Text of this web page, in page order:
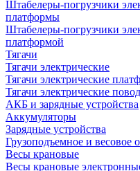
Штабелеры-погрузчики
платформы
Штабелеры-погрузчики
платформой
Тягачи
Тягачи электрические
Тягачи электрические
Тягачи электрические
АКБ и зарядные устройства
Аккумуляторы
Зарядные устройства
Грузоподъемное и весовое
Весы крановые
Весы крановые